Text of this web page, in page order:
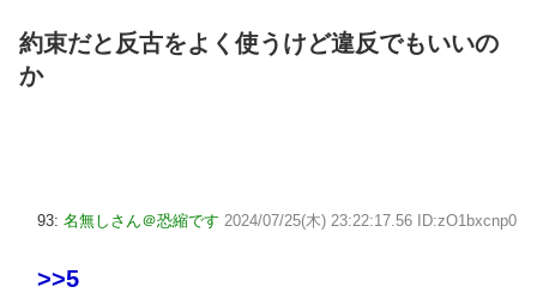
約束だと反古をよく使うけど違反でもいいの
か
93: 名無しさん＠恐縮です 2024/07/25(木) 23:22:17.56 ID:zO1bxcnp0
>>5